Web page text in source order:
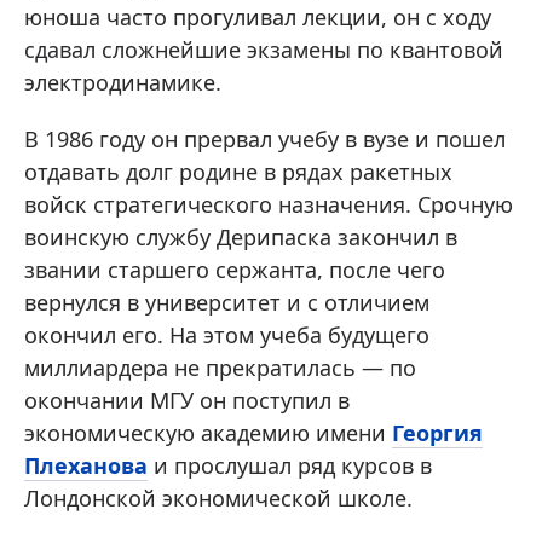
юноша часто прогуливал лекции, он с ходу
сдавал сложнейшие экзамены по квантовой
электродинамике.
В 1986 году он прервал учебу в вузе и пошел
отдавать долг родине в рядах ракетных
войск стратегического назначения. Срочную
воинскую службу Дерипаска закончил в
звании старшего сержанта, после чего
вернулся в университет и с отличием
окончил его. На этом учеба будущего
миллиардера не прекратилась — по
окончании МГУ он поступил в
экономическую академию имени Георгия
Плеханова и прослушал ряд курсов в
Лондонской экономической школе.